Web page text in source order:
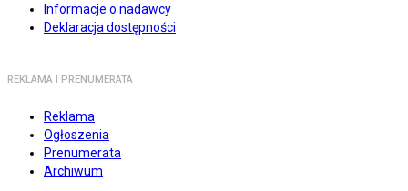
Informacje o nadawcy
Deklaracja dostępności
REKLAMA I PRENUMERATA
Reklama
Ogłoszenia
Prenumerata
Archiwum